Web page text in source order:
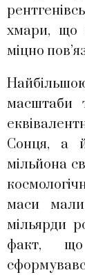
хмари, що
міцно
масштаби
Сонця, а
мільйона
маси
мільярди
факт, що